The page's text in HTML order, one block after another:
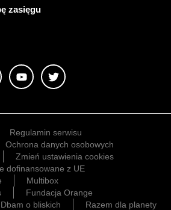
zasięgu
Regulamin serwisu
Ochrona danych osobowych
Zmień ustawienia cookies
dofinansowane z UE
Multibox
Fundacja Orange
Dbam o bliskich Razem dla planety